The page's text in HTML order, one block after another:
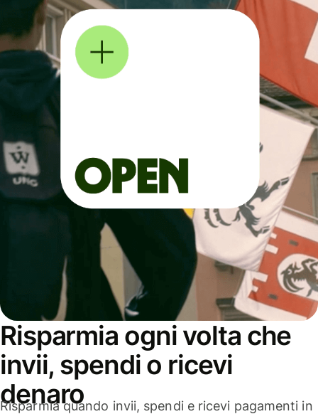
Risparmia ogni volta che
invii, spendi o ricevi
denaro
Risparmia quando invii, spendi e ricevi pagamenti in